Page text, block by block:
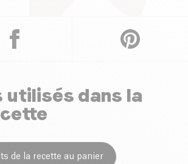
utilisés dans la
de la recette au panier